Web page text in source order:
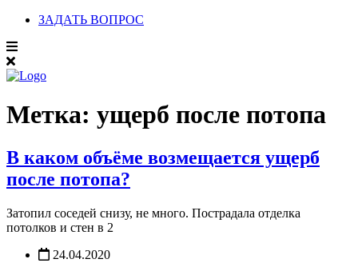
ЗАДАТЬ ВОПРОС
Метка: ущерб после потопа
В каком объёме возмещается ущерб
после потопа?
Затопил соседей снизу, не много. Пострадала отделка
потолков и стен в 2
24.04.2020